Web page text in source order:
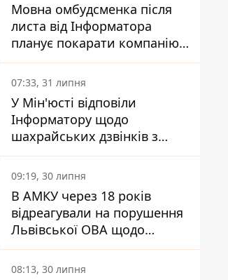
Мовна омбудсменка після
листа від Інформатора
планує покарати компанію-
підрядника ПриватБанку
07:33, 31 липня
У Мін'юсті відповіли
Інформатору щодо
шахрайських дзвінків з
камери Сумського СІЗО так,
що ніхто нічого не зрозумів
09:19, 30 липня
В АМКУ через 18 років
відреагували на порушення
Львівської ОВА щодо
харчування у закладах
освіти
08:13, 30 липня